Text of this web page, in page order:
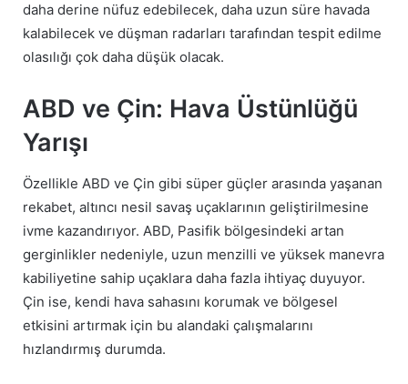
daha derine nüfuz edebilecek, daha uzun süre havada
kalabilecek ve düşman radarları tarafından tespit edilme
olasılığı çok daha düşük olacak.
ABD ve Çin: Hava Üstünlüğü
Yarışı
Özellikle ABD ve Çin gibi süper güçler arasında yaşanan
rekabet, altıncı nesil savaş uçaklarının geliştirilmesine
ivme kazandırıyor. ABD, Pasifik bölgesindeki artan
gerginlikler nedeniyle, uzun menzilli ve yüksek manevra
kabiliyetine sahip uçaklara daha fazla ihtiyaç duyuyor.
Çin ise, kendi hava sahasını korumak ve bölgesel
etkisini artırmak için bu alandaki çalışmalarını
hızlandırmış durumda.